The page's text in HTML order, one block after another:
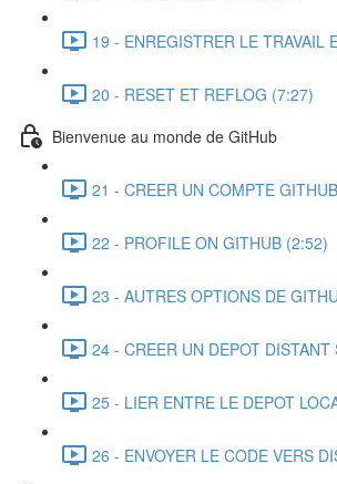
19 - ENREGISTRER LE TRAVAIL
20 - RESET ET REFLOG (7:27)
Bienvenue au monde de GitHub
21 - CREER UN COMPTE
22 - PROFILE ON GITHUB (2:52)
23 - AUTRES OPTIONS DE
24 - CREER UN DEPOT
25 - LIER ENTRE LE DEPOT
26 - ENVOYER LE CODE VERS